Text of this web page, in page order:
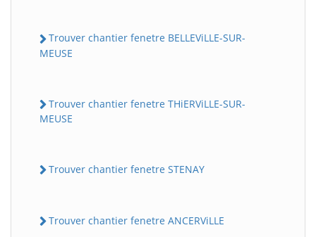
Trouver chantier fenetre BELLEViLLE-SUR-
MEUSE
Trouver chantier fenetre THiERViLLE-SUR-
MEUSE
Trouver chantier fenetre STENAY
Trouver chantier fenetre ANCERViLLE